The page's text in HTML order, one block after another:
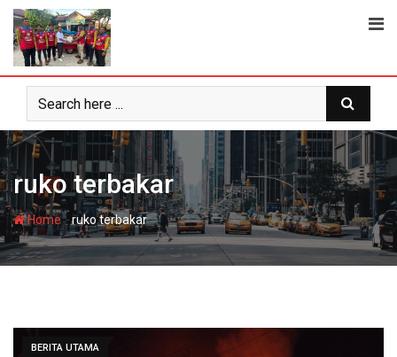
Skip
content
ruko terbakar
Home-ruko terbakar
BERITA UTAMA